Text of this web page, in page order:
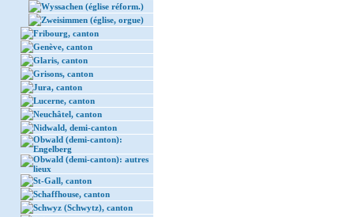
Wyssachen (église réform.)
Zweisimmen (église, orgue)
Fribourg, canton
Genève, canton
Glaris, canton
Grisons, canton
Jura, canton
Lucerne, canton
Neuchâtel, canton
Nidwald, demi-canton
Obwald (demi-canton):
Engelberg
Obwald (demi-canton): autres
lieux
St-Gall, canton
Schaffhouse, canton
Schwyz (Schwytz), canton